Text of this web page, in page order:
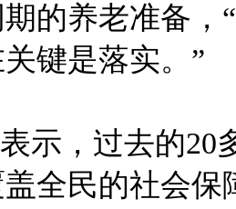
的养老准备，
键是落实。”
示，过去的20
全民的社会